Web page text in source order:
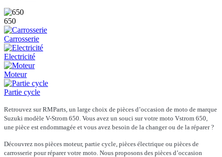
650
Carrosserie
Electricité
Moteur
Partie cycle
Retrouvez sur RMParts, un large choix de pièces d’occasion de moto de marque
Suzuki modèle V-Strom 650. Vous avez un souci sur votre moto Vstrom 650,
une pièce est endommagée et vous avez besoin de la changer ou de la réparer ?
Découvrez nos pièces moteur, partie cycle, pièces électrique ou pièces de
carrosserie pour réparer votre moto. Nous proposons des pièces d’occasion